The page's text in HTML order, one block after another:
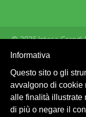
© 2026 Intesa Grandi
Informativa
Questo sito o gli
avvalgono di cookie
alle finalità illustrate
di più o negare il